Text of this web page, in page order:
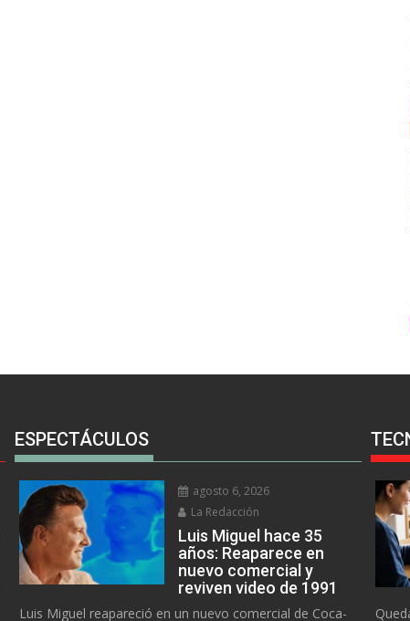
ESPECTÁCULOS
agosto 6, 2026
La Redacción
Luis Miguel hace 35
años: Reaparece en
nuevo comercial y
reviven video de 1991
Luis Miguel reapareció en un nuevo comercial de Coca-